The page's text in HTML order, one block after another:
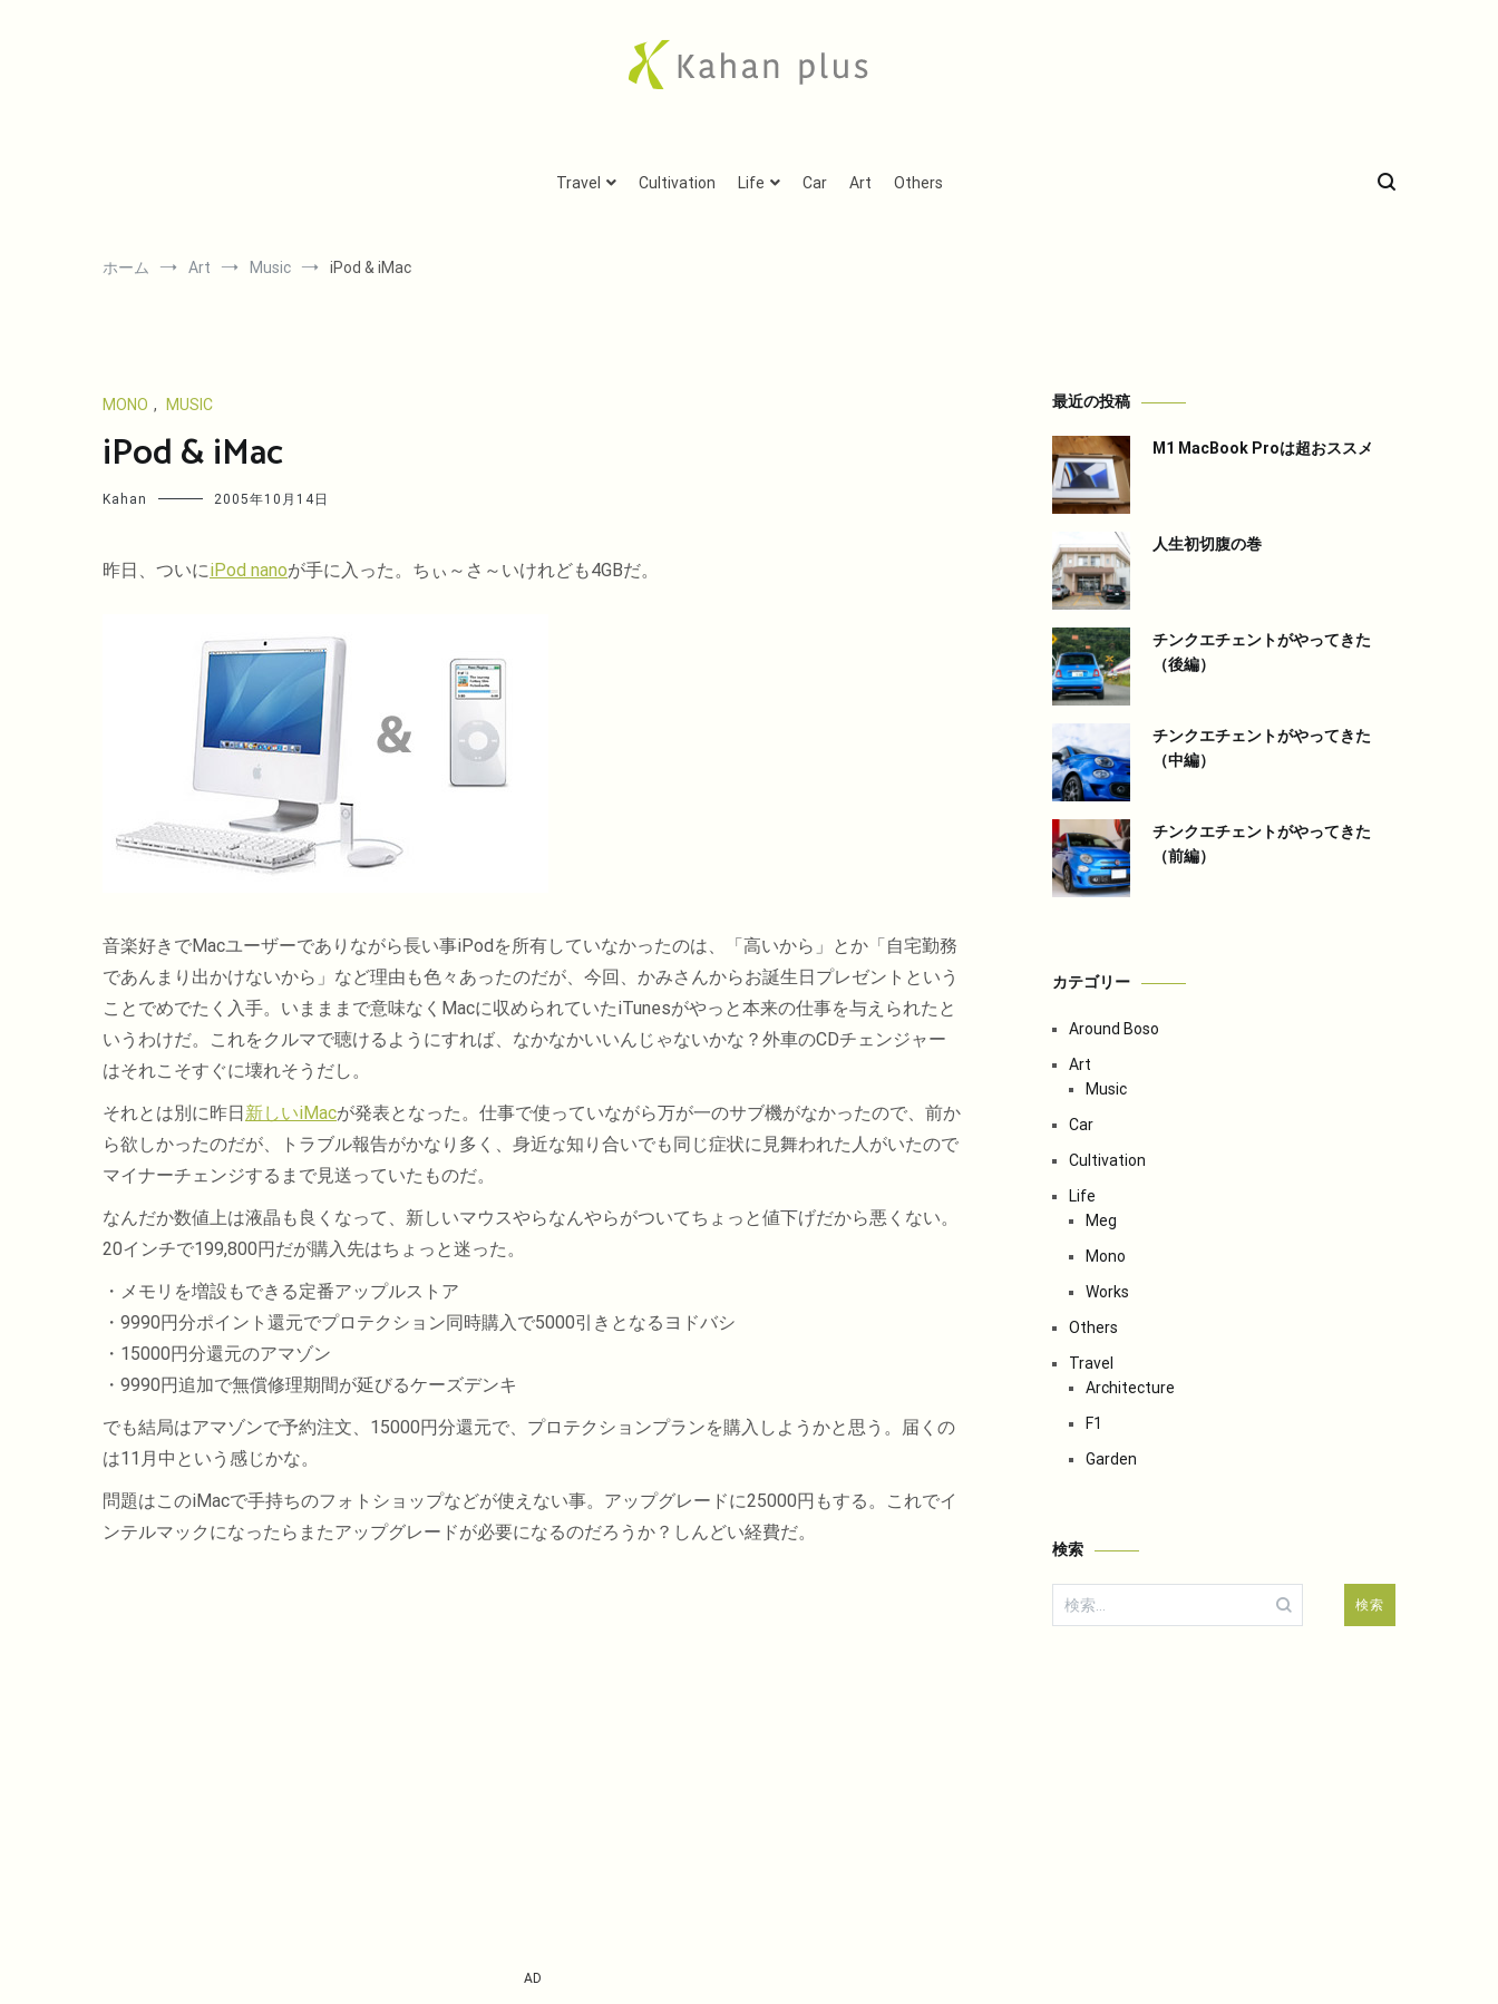
Travel
Cultivation Life Car Art Others
ホーム Art Music iPod & iMac
MONO , MUSIC
iPod & iMac
Kahan 2005年10月14日
昨日、ついにiPod nanoが手に入った。ちぃ～さ～いけれども4GBだ。
音楽好きでMacユーザーでありながら長い事iPodを所有していなかったのは、「高いから」とか「自宅勤務
であんまり出かけないから」など理由も色々あったのだが、今回、かみさんからお誕生日プレゼントという
ことでめでたく入手。いまままで意味なくMacに収められていたiTunesがやっと本来の仕事を与えられたと
いうわけだ。これをクルマで聴けるようにすれば、なかなかいいんじゃないかな？外車のCDチェンジャー
はそれこそすぐに壊れそうだし。
それとは別に昨日新しいiMacが発表となった。仕事で使っていながら万が一のサブ機がなかったので、前か
ら欲しかったのだが、トラブル報告がかなり多く、身近な知り合いでも同じ症状に見舞われた人がいたので
マイナーチェンジするまで見送っていたものだ。
なんだか数値上は液晶も良くなって、新しいマウスやらなんやらがついてちょっと値下げだから悪くない。
20インチで199,800円だが購入先はちょっと迷った。
・メモリを増設もできる定番アップルストア
・9990円分ポイント還元でプロテクション同時購入で5000引きとなるヨドバシ
・15000円分還元のアマゾン
・9990円追加で無償修理期間が延びるケーズデンキ
でも結局はアマゾンで予約注文、15000円分還元で、プロテクションプランを購入しようかと思う。届くの
は11月中という感じかな。
問題はこのiMacで手持ちのフォトショップなどが使えない事。アップグレードに25000円もする。これでイ
ンテルマックになったらまたアップグレードが必要になるのだろうか？しんどい経費だ。
AD
最近の投稿
M1 MacBook Proは超おススメ
人生初切腹の巻
チンクエチェントがやってきた
（後編）
チンクエチェントがやってきた
（中編）
チンクエチェントがやってきた
（前編）
カテゴリー
Around Boso
Art
Music
Car
Cultivation
Life
Meg
Mono
Works
Others
Travel
Architecture
F1
Garden
検索
検
索: